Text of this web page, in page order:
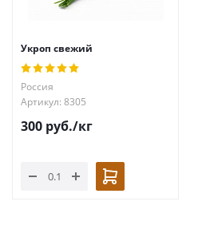
Укроп свежий
Россия
Артикул: 8305
300 руб./кг